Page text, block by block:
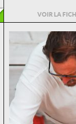
VOIR LA